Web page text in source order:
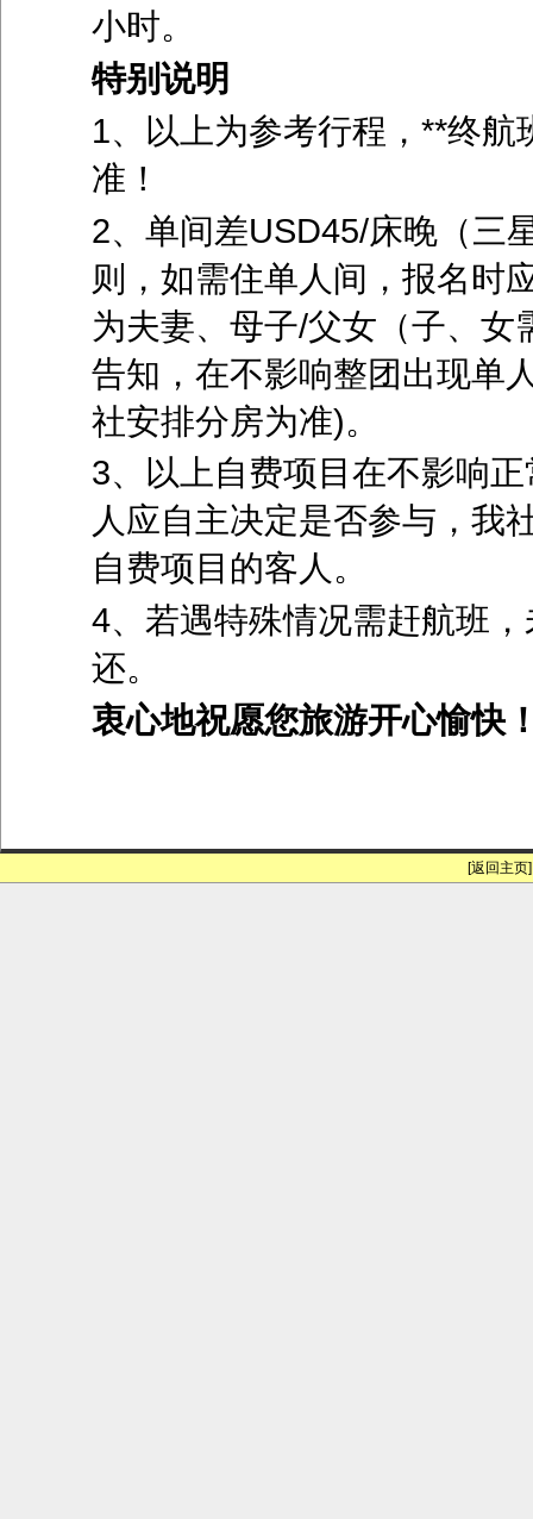
小时。
特别说明
1、以上为参考行程，**终
准！
2、单间差USD45/床晚（三
则，如需住单人间，报名时
为夫妻、母子/父女（子、
告知，在不影响整团出现单
社安排分房为准)。
3、以上自费项目在不影响
人应自主决定是否参与，我
自费项目的客人。
4、若遇特殊情况需赶航班
还。
衷心地祝愿您旅游开心愉快
[返回主页]